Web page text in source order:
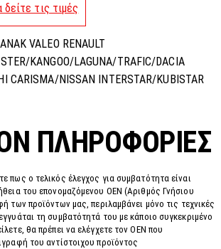
τις τιμές
VALEO RENAULT
KANGOO/LAGUNA/TRAFIC/DACIA
CARISMA/NISSAN INTERSTAR/KUBISTAR
ΠΛΗΡΟΦΟΡΊΕΣ
πως ο τελικός έλεγχος για συμβατότητα είναι
του επονομαζόμενου OEN (Αριθμός Γνήσιου
των προϊόντων μας, περιλαμβάνει μόνο τις τεχνικές
τη συμβατότητά του με κάποιο συγκεκριμένο
θα πρέπει να ελέγχετε τον OEN που
του αντίστοιχου προϊόντος